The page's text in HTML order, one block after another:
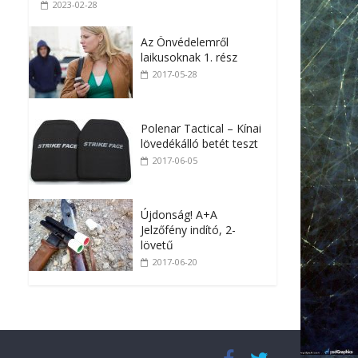
2023-02-28
Az Önvédelemről
laikusoknak 1. rész
2017-05-28
Polenar Tactical – Kínai
lövedékálló betét teszt
2017-06-05
Újdonság! A+A
Jelzőfény indító, 2-
lövetű
2017-06-20